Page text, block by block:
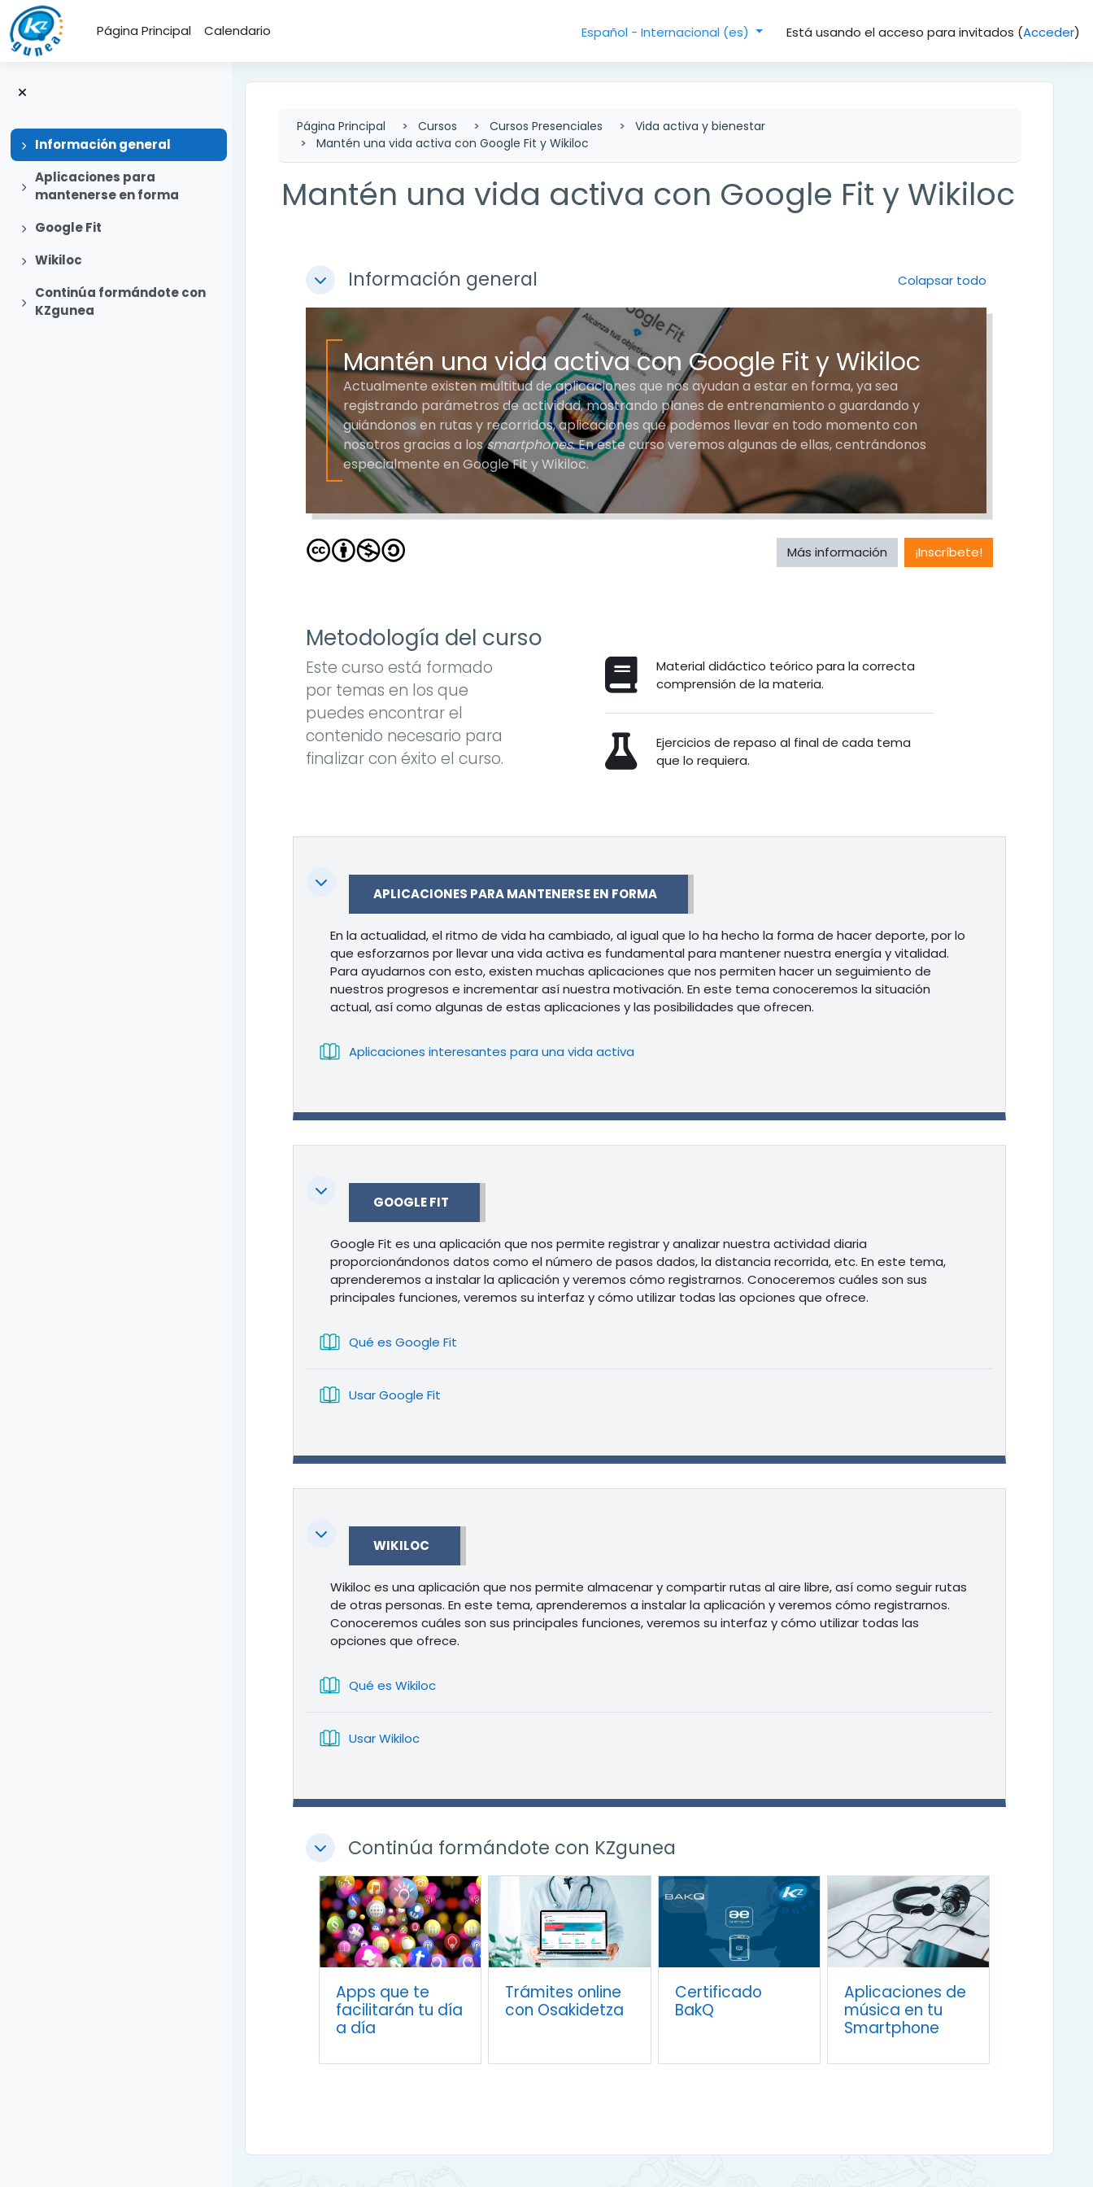
Salta al contenido principal
Página Principal
Calendario Español - Internacional ‎(es)‎ Está usando el acceso para invitados (Acceder)
Expandir
Información general
Expandir
Aplicaciones para
mantenerse en forma
Expandir
Google Fit
Expandir
Wikiloc
Expandir
Continúa formándote con
KZgunea
Página Principal Cursos Cursos Presenciales
Vida activa y bienestar
Mantén una vida activa con Google Fit y Wikiloc
Mantén una vida activa con Google Fit y Wikiloc
Perfilado de sección
ColapsarInformación general Colapsar todo
Mantén una vida activa con Google Fit y Wikiloc
Actualmente existen multitud de aplicaciones que nos ayudan a estar en forma, ya sea
registrando parámetros de actividad, mostrando planes de entrenamiento o guardando y
guiándonos en rutas y recorridos, aplicaciones que podemos llevar en todo momento con
nosotros gracias a lossmartphones. En este curso veremos algunas de ellas, centrándonos
especialmente en Google Fit y Wikiloc.
Más información ¡Inscríbete!
Metodología del curso
Este curso está formado
por temas en los que
puedes encontrar el
contenido necesario para
finalizar con éxito el curso.
Material didáctico teórico para la correcta
comprensión de la materia.
Ejercicios de repaso al final de cada tema
que lo requiera.
Colapsar APLICACIONES PARA MANTENERSE EN FORMA
En la actualidad, el ritmo de vida ha cambiado, al igual que lo ha hecho la forma de hacer deporte, por lo
que esforzarnos por llevar una vida activa es fundamental para mantener nuestra energía y vitalidad.
Para ayudarnos con esto, existen muchas aplicaciones que nos permiten hacer un seguimiento de
nuestros progresos e incrementar así nuestra motivación. En este tema conoceremos la situación
actual, así como algunas de estas aplicaciones y las posibilidades que ofrecen.
Aplicaciones interesantes para una vida activa
Colapsar GOOGLE FIT
Google Fit es una aplicación que nos permite registrar y analizar nuestra actividad diaria
proporcionándonos datos como el número de pasos dados, la distancia recorrida, etc. En este tema,
aprenderemos a instalar la aplicación y veremos cómo registrarnos. Conoceremos cuáles son sus
principales funciones, veremos su interfaz y cómo utilizar todas las opciones que ofrece.
Qué es Google Fit
Usar Google Fit
Colapsar WIKILOC
Wikiloc es una aplicación que nos permite almacenar y compartir rutas al aire libre, así como seguir rutas
de otras personas. En este tema, aprenderemos a instalar la aplicación y veremos cómo registrarnos.
Conoceremos cuáles son sus principales funciones, veremos su interfaz y cómo utilizar todas las
opciones que ofrece.
Qué es WikilocLibro
Usar WikilocLibro
ColapsarContinúa formándote con KZgunea
Apps que te
facilitarán tu día
a día
Trámites online
con Osakidetza
Certificado
BakQ
Aplicaciones de
música en tu
Smartphone